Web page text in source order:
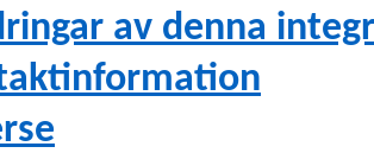
av denna